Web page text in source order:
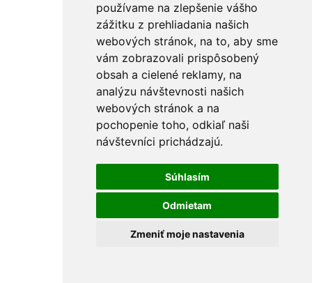
používame na zlepšenie vášho
zážitku z prehliadania našich
webových stránok, na to, aby sme
vám zobrazovali prispôsobený
obsah a cielené reklamy, na
analýzu návštevnosti našich
webových stránok a na
pochopenie toho, odkiaľ naši
návštevníci prichádzajú.
Súhlasím
Odmietam
Zmeniť moje nastavenia